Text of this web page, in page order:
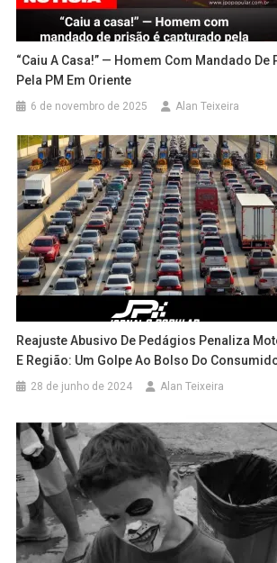
“Caiu A Casa!” — Homem Com Mandado De
Pela PM Em Oriente
6 de novembro de 2025 Alan Teixeira
Reajuste Abusivo De Pedágios Penaliza
E Região: Um Golpe Ao Bolso Do
28 de junho de 2024 Alan Teixeira